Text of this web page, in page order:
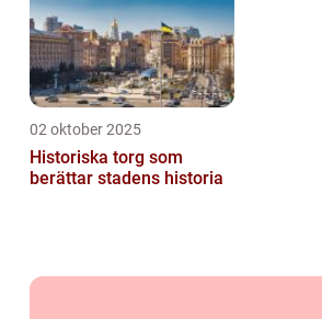
02 oktober 2025
Historiska torg som
berättar stadens historia